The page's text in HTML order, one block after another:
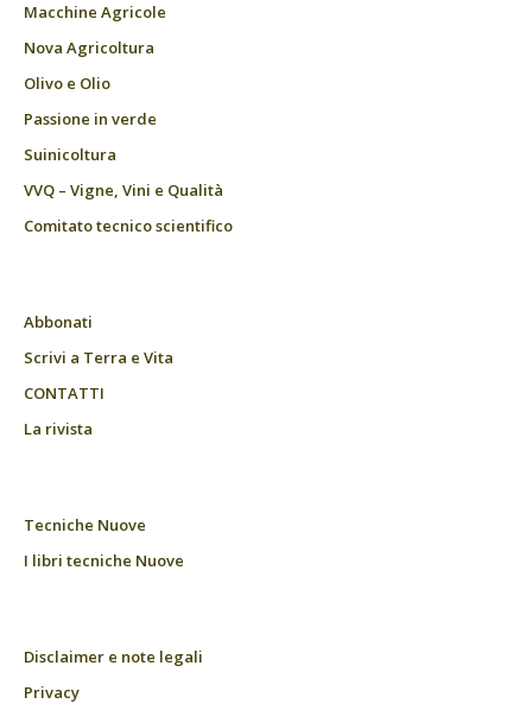
Macchine Agricole
Nova Agricoltura
Olivo e Olio
Passione in verde
Suinicoltura
VVQ – Vigne, Vini e Qualità
Comitato tecnico scientifico
Abbonati
Scrivi a Terra e Vita
CONTATTI
La rivista
Tecniche Nuove
I libri tecniche Nuove
Disclaimer e note legali
Privacy